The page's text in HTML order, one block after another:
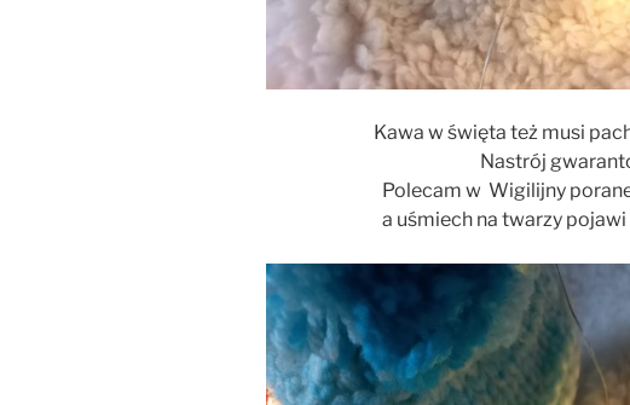
Kawa w święta też musi
Nastrój
Polecam w Wigilijny
a uśmiech na twarzy